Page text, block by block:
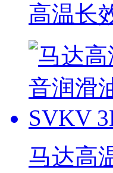
高温长
马达高